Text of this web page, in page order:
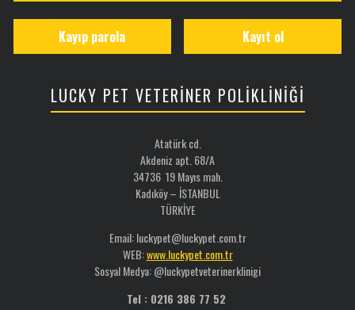
Kayıt ol
Kayıp parola
LUCKY PET VETERİNER POLİKLİNİĞİ
Atatürk cd.
Akdeniz apt. 68/A
34736 19 Mayıs mah.
Kadıköy – İSTANBUL
TÜRKİYE
Email: luckypet@luckypet.com.tr
WEB:www.luckypet.com.tr
Sosyal Medya: @luckypetveterinerklinigi
Tel : 0216 386 77 52